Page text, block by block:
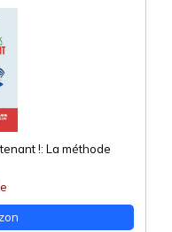
!: La méthode